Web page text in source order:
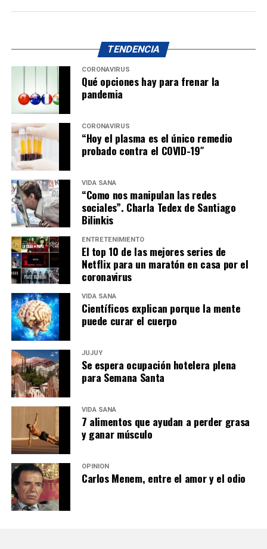
TENDENCIA
CORONAVIRUS
Qué opciones hay para frenar la
pandemia
CORONAVIRUS
“Hoy el plasma es el único remedio
probado contra el COVID-19″
VIDA SANA
“Como nos manipulan las redes
sociales”. Charla Tedex de Santiago
Bilinkis
ENTRETENIMIENTO
El top 10 de las mejores series de
Netflix para un maratón en casa por el
coronavirus
VIDA SANA
Científicos explican porque la mente
puede curar el cuerpo
JUJUY
Se espera ocupación hotelera plena
para Semana Santa
VIDA SANA
7 alimentos que ayudan a perder grasa
y ganar músculo
OPINIÓN
Carlos Menem, entre el amor y el odio